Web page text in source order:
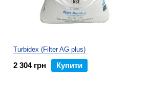
Turbidex (Filter AG plus)
2 304 грн Купити